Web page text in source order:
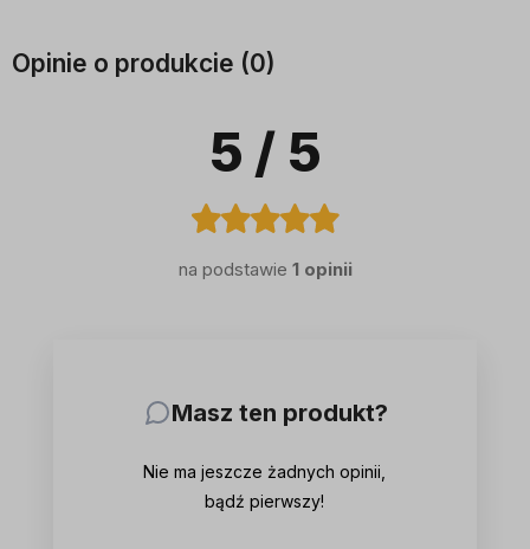
Opinie o produkcie (0)
5 / 5
na podstawie 1 opinii
Masz ten produkt?
Nie ma jeszcze żadnych opinii,
bądź pierwszy!